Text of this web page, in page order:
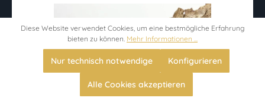
Diese Website verwendet Cookies, um eine bestmögliche Erfahrung
bieten zu können. Mehr Informationen ...
Nur technisch notwendige Konfigurieren
Alle Cookies akzeptieren